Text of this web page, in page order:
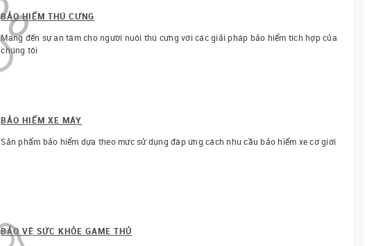
BẢO HIỂM THÚ CƯNG
Mang đến sự an tâm cho người nuôi thú cưng với các giải pháp bảo hiểm tích hợp của
chúng tôi
BẢO HIỂM XE MÁY
Sản phẩm bảo hiểm dựa theo mức sử dụng đáp ứng cách nhu cầu bảo hiểm xe cơ giới
BẢO VỆ SỨC KHỎE GAME THỦ